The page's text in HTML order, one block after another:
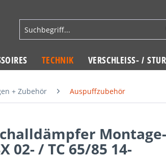
TECHNIK VERSCHLEISS- /
+ Zubehör Auspuffzubehör
02- / TC 65/85 14-